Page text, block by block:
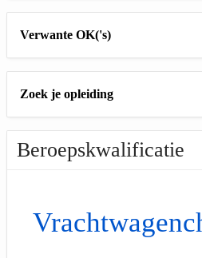
Verwante OK('s)
Zoek je opleiding
Beroepskwalificatie